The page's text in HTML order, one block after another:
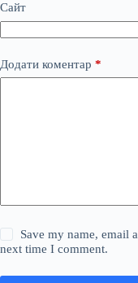
Сайт
Додати коментар *
Save my name, email
next time I comment.